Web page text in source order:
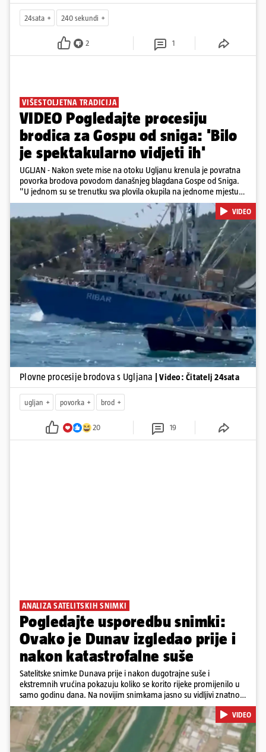
24sata 240 sekundi
2 1
VIŠESTOLJETNA TRADICIJA
VIDEO Pogledajte procesiju
brodica za Gospu od sniga: 'Bilo
je spektakularno vidjeti ih'
UGLJAN - Nakon svete mise na otoku Ugljanu krenula je povratna
povorka brodova povodom današnjeg blagdana Gospe od Sniga.
"U jednom su se trenutku sva plovila okupila na jednome mjestu
te sinkronizirano kružila sljedećih deset minuta, što je izgledalo
spektakularno", kazala nam je čitateljica koja je snimila povorku.
Posebno atraktivan prizor bio je, kako je rekla, kada su se pojedini
sudionici popeli na vrhove brodova i mahali upaljenim bakljama.
Na nekim su brodovima bili svirači, što je dodatno pridonijelo
živosti prizora. Riječ je o višestoljetnoj tradiciji, koja se neprekidno
održava od 1514. godine. U sklopu proslave održat će se i
tradicionalna Kukljiška fešta, koja će započeti u popodnevnim
satima s tradicionalnim dalmatinskim igrama.
Pokretanje videa...
VIDEO
Plovne procesije brodova s Ugljana | Video: Čitatelj 24sata
ugljan povorka brod
20 19
ANALIZA SATELITSKIH SNIMKI
Pogledajte usporedbu snimki:
Ovako je Dunav izgledao prije i
nakon katastrofalne suše
Satelitske snimke Dunava prije i nakon dugotrajne suše i
ekstremnih vrućina pokazuju koliko se korito rijeke promijenilo u
samo godinu dana. Na novijim snimkama jasno su vidljivi znatno
veći pješčani sprudovi i sužene vodene površine, što svjedoči o
povijesno niskim vodostajima. Promjene su zabilježene duž cijelog
toka, od Njemačke i Austrije, preko Slovačke, Hrvatske i Srbije, do
Rumunjske i Bugarske. Snimke je tijekom ljeta 2025. i 2026.
zabilježio satelit Sentinel-2 u sklopu programa Europske unije
VIDEO